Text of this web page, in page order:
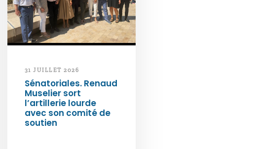
31 JUILLET 2026
Sénatoriales. Renaud
Muselier sort
l’artillerie lourde
avec son comité de
soutien